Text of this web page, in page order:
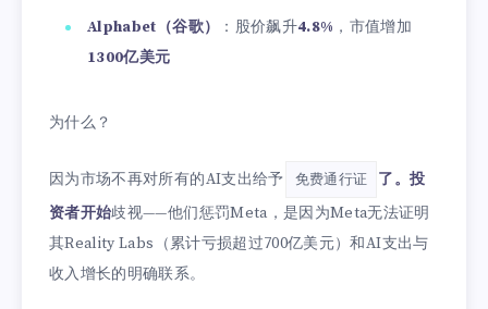
Alphabet（谷歌）
：股价飙升4.8% ，市值增加
1300亿美元
为什么？
因为市场不再对所有的AI支出给予 免费通行证
了。投
资者开始歧视——他们惩罚Meta，是因为Meta无法证明
其Reality Labs（累计亏损超过700亿美元）和AI支出与
收入增长的明确联系。